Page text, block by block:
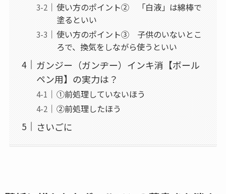
使い方のポイント② 「白液」は綿棒で
塗るといい
使い方のポイント③ 子供のいないとこ
ろで、換気をしながら使うといい
ガンジー（ガンヂー）インキ消【ボール
ペン用】の実力は？
①前処理していないほう
②前処理したほう
さいごに